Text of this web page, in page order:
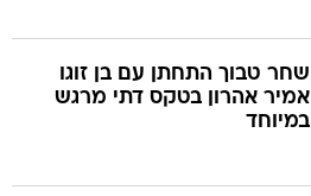
שחר טבוך התחתן עם בן זוגו
אמיר אהרון בטקס דתי מרגש
במיוחד